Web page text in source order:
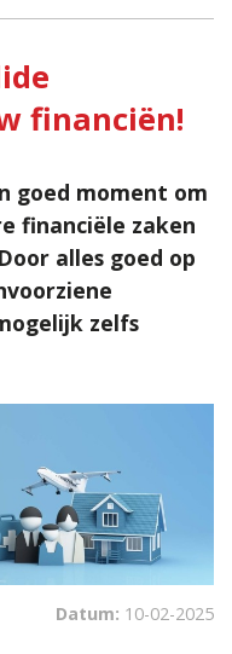
financiën!
goed moment om
financiële zaken
alles goed op
zelfs
Datum: 10-02-2025